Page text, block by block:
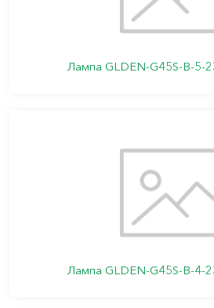
Лампа GLDEN-G45S-B-5-
Лампа GLDEN-G45S-B-4-